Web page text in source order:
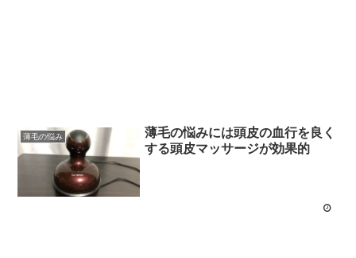
薄毛の悩み
薄毛の悩みには頭皮の血行を良く
する頭皮マッサージが効果的